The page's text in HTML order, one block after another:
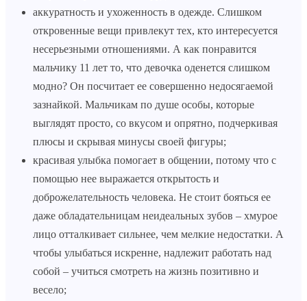
аккуратность и ухоженность в одежде. Слишком
откровенные вещи привлекут тех, кто интересуется
несерьезными отношениями. А как понравится
мальчику 11 лет то, что девочка оденется слишком
модно? Он посчитает ее совершенно недосягаемой
зазнайкой. Мальчикам по душе особы, которые
выглядят просто, со вкусом и опрятно, подчеркивая
плюсы и скрывая минусы своей фигуры;
красивая улыбка помогает в общении, потому что с
помощью нее выражается открытость и
доброжелательность человека. Не стоит бояться ее
даже обладательницам неидеальных зубов – хмурое
лицо отталкивает сильнее, чем мелкие недостатки. А
чтобы улыбаться искренне, надлежит работать над
собой – учиться смотреть на жизнь позитивно и
весело;